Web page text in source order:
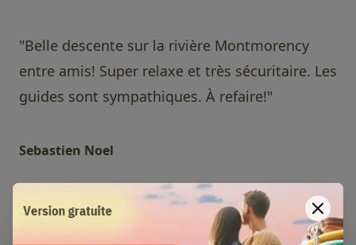
"Belle descente sur la rivière Montmorency
entre amis! Super relaxe et très sécuritaire. Les
guides sont sympathiques. À refaire!"
Sebastien Noel